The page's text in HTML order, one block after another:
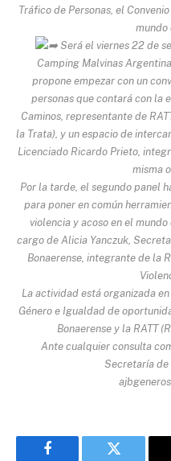
Tráfico de Personas, el
mundo
Será el viernes 22 de
Camping Malvinas
propone empezar con un
personas que contará con la
Caminos, representante de
la Trata), y un espacio de
Licenciado Ricardo Prieto,
misma
Por la tarde, el segundo panel
para poner en común
violencia y acoso en el
cargo de Alicia Yanczuk,
Bonaerense, integrante de la
La actividad está organizada
Género e Igualdad de
Bonaerense y la RATT
Ante cualquier consulta
Secretaría de